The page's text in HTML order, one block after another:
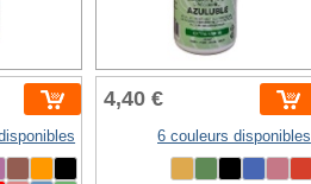
4,40 €
6 couleurs disponibles